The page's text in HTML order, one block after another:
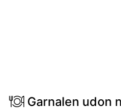
Garnalen udon